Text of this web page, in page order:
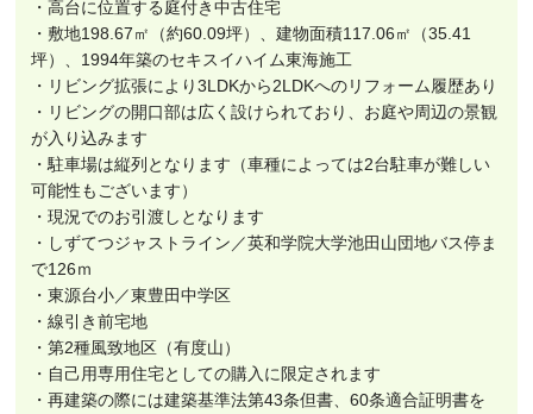
・高台に位置する庭付き中古住宅
・敷地198.67㎡（約60.09坪）、建物面積117.06㎡（35.41
坪）、1994年築のセキスイハイム東海施工
・リビング拡張により3LDKから2LDKへのリフォーム履歴あり
・リビングの開口部は広く設けられており、お庭や周辺の景観
が入り込みます
・駐車場は縦列となります（車種によっては2台駐車が難しい
可能性もございます）
・現況でのお引渡しとなります
・しずてつジャストライン／英和学院大学池田山団地バス停ま
で126ｍ
・東源台小／東豊田中学区
・線引き前宅地
・第2種風致地区（有度山）
・自己用専用住宅としての購入に限定されます
・再建築の際には建築基準法第43条但書、60条適合証明書を